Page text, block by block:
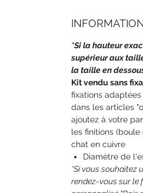
*Si la hauteur
supérieur aux
la taille en
Kit vendu sans
fixations
dans les articles
ajoutez à votre
les finitions
chat en cuivre
Diamètre de
*Si vous souhaitez
rendez-vous sur le